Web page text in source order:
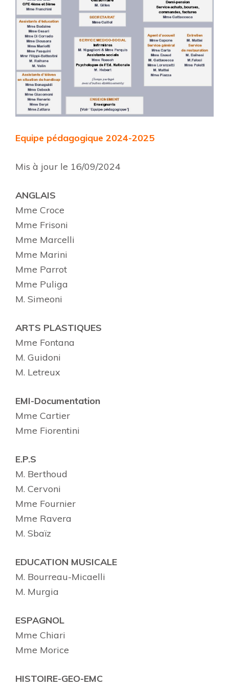
Equipe pédagogique 2024-2025
Mis à jour le 16/09/2024
ANGLAIS
Mme Croce
Mme Frisoni
Mme Marcelli
Mme Marini
Mme Parrot
Mme Puliga
M. Simeoni
ARTS PLASTIQUES
Mme Fontana
M. Guidoni
M. Letreux
EMI-Documentation
Mme Cartier
Mme Fiorentini
E.P.S
M. Berthoud
M. Cervoni
Mme Fournier
Mme Ravera
M. Sbaïz
EDUCATION MUSICALE
M. Bourreau-Micaelli
M. Murgia
ESPAGNOL
Mme Chiari
Mme Morice
HISTOIRE-GEO-EMC